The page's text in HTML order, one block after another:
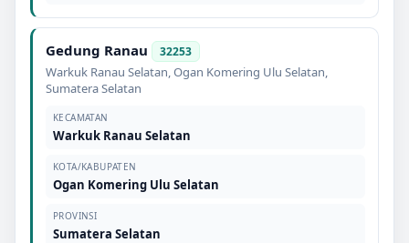
Gedung Ranau 32253
Warkuk Ranau Selatan,Ogan Komering Ulu Selatan,
Sumatera Selatan
KECAMATAN
Warkuk Ranau Selatan
KOTA/KABUPATEN
Ogan Komering Ulu Selatan
PROVINSI
Sumatera Selatan